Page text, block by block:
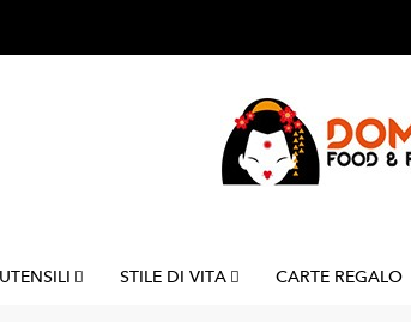
UTENSILI STILE DI VITA CARTE REGALO